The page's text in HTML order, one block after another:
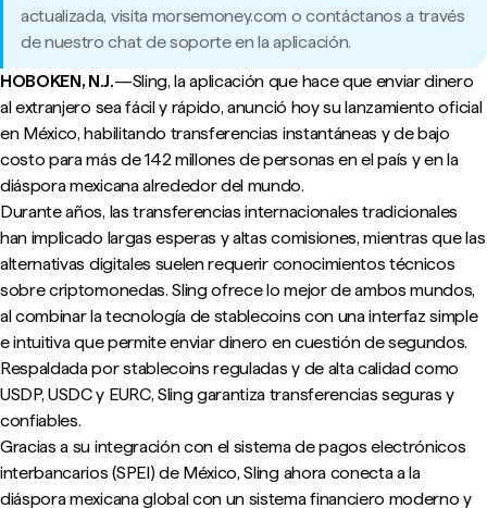
actualizada, visita morsemoney.com o contáctanos a través
de nuestro chat de soporte en la aplicación.
HOBOKEN, N.J.—Sling, la aplicación que hace que enviar dinero
al extranjero sea fácil y rápido, anunció hoy su lanzamiento oficial
en México, habilitando transferencias instantáneas y de bajo
costo para más de 142 millones de personas en el país y en la
diáspora mexicana alrededor del mundo.
Durante años, las transferencias internacionales tradicionales
han implicado largas esperas y altas comisiones, mientras que las
alternativas digitales suelen requerir conocimientos técnicos
sobre criptomonedas. Sling ofrece lo mejor de ambos mundos,
al combinar la tecnología de stablecoins con una interfaz simple
e intuitiva que permite enviar dinero en cuestión de segundos.
Respaldada por stablecoins reguladas y de alta calidad como
USDP, USDC y EURC, Sling garantiza transferencias seguras y
confiables.
Gracias a su integración con el sistema de pagos electrónicos
interbancarios (SPEI) de México, Sling ahora conecta a la
diáspora mexicana global con un sistema financiero moderno y